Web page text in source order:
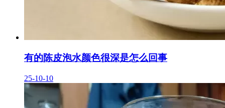
有的陈皮泡水颜色很深是怎么回事
25-10-10